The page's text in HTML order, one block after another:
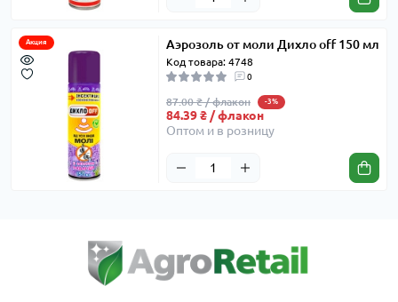
Акция Аэрозоль от моли Дихло off 150 мл
Код товара: 4748
0
87.00 ₴ / флакон -3%
84.39 ₴ / флакон
Оптом и в розницу